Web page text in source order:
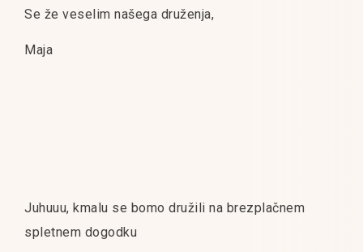
Se že veselim našega druženja,
Maja
Juhuuu, kmalu se bomo družili na brezplačnem
spletnem dogodku